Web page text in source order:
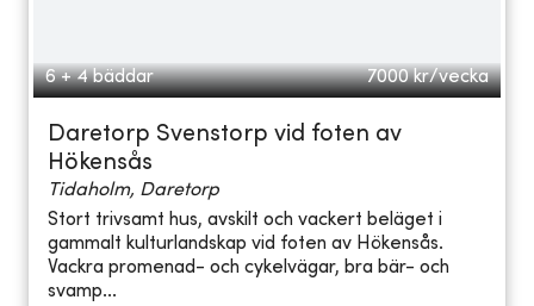
6 + 4 bäddar 7000 kr/vecka
Daretorp Svenstorp vid foten av
Hökensås
Tidaholm, Daretorp
Stort trivsamt hus, avskilt och vackert beläget i
gammalt kulturlandskap vid foten av Hökensås.
Vackra promenad- och cykelvägar, bra bär- och
svamp...